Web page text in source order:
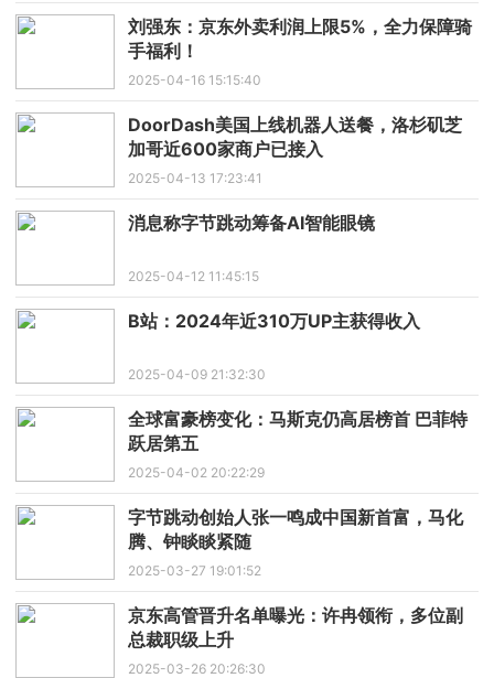
刘强东：京东外卖利润上限5%，全力保障骑
手福利！
2025-04-16 15:15:40
DoorDash美国上线机器人送餐，洛杉矶芝
加哥近600家商户已接入
2025-04-13 17:23:41
消息称字节跳动筹备AI智能眼镜
2025-04-12 11:45:15
B站：2024年近310万UP主获得收入
2025-04-09 21:32:30
全球富豪榜变化：马斯克仍高居榜首 巴菲特
跃居第五
2025-04-02 20:22:29
字节跳动创始人张一鸣成中国新首富，马化
腾、钟睒睒紧随
2025-03-27 19:01:52
京东高管晋升名单曝光：许冉领衔，多位副
总裁职级上升
2025-03-26 20:26:30